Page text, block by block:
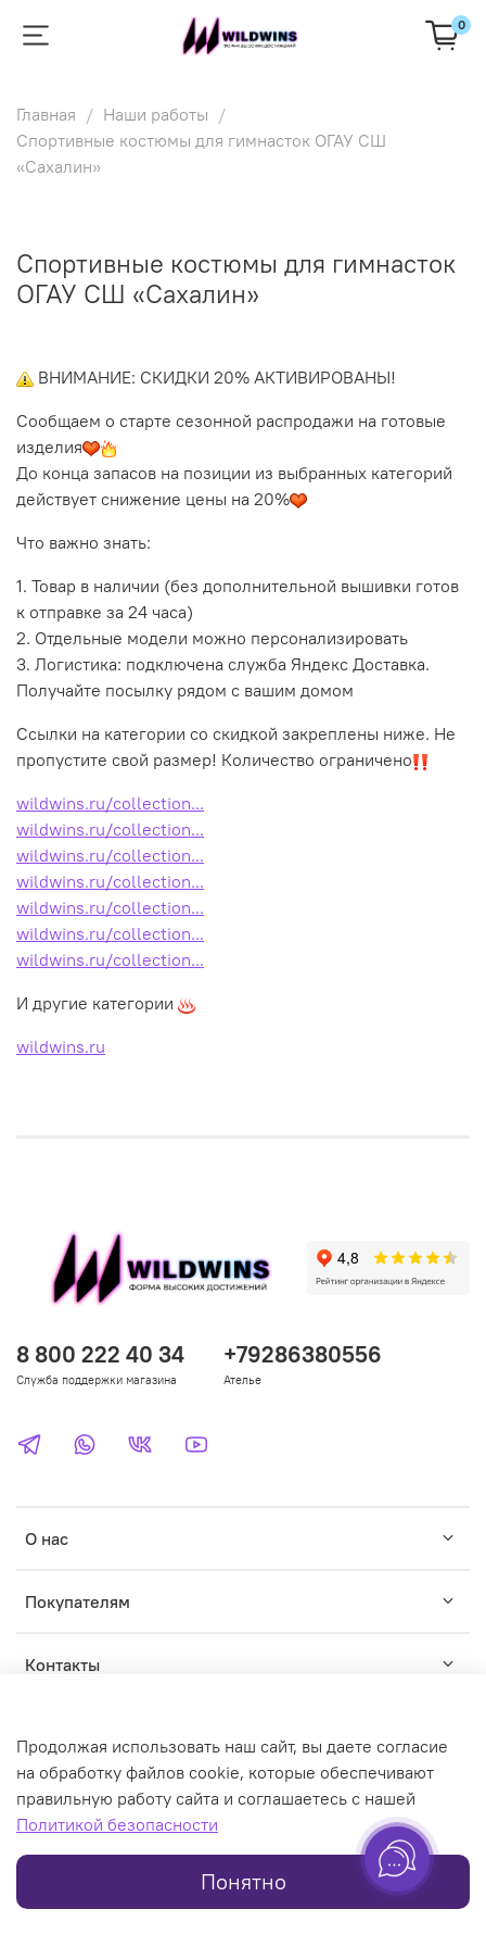
0
Главная
Наши работы
Спортивные костюмы для гимнасток ОГАУ СШ
«Сахалин»
Спортивные костюмы для гимнасток
ОГАУ СШ «Сахалин»
ВНИМАНИЕ: СКИДКИ 20% АКТИВИРОВАНЫ!
Сообщаем о старте сезонной распродажи на готовые
изделия
До конца запасов на позиции из выбранных категорий
действует снижение цены на 20%
Что важно знать:
1. Товар в наличии (без дополнительной вышивки готов
к отправке за 24 часа)
2. Отдельные модели можно персонализировать
3. Логистика: подключена служба Яндекс Доставка.
Получайте посылку рядом с вашим домом
Ссылки на категории со скидкой закреплены ниже. Не
пропустите свой размер! Количество ограничено
wildwins.ru/collection...
wildwins.ru/collection...
wildwins.ru/collection...
wildwins.ru/collection...
wildwins.ru/collection...
wildwins.ru/collection...
wildwins.ru/collection...
И другие категории
wildwins.ru
О нас
Покупателям
Контакты
8 800 222 40 34
Служба поддержки магазина
+79286380556
Ателье
© WILDWINS - зарегистрированный торговый знак. Любое
использование контента без письменного разрешения
запрещено
Online store created on inSales
Продолжая использовать наш сайт, вы даете согласие
на обработку файлов cookie, которые обеспечивают
правильную работу сайта и соглашаетесь с нашей
Политикой безопасности
Понятно